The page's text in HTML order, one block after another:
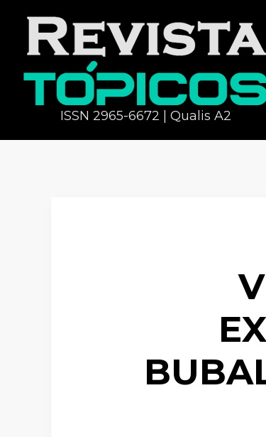
ISSN 2965-6672 | Qualis A2